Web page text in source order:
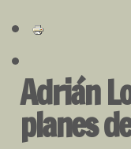
Adrián
planes